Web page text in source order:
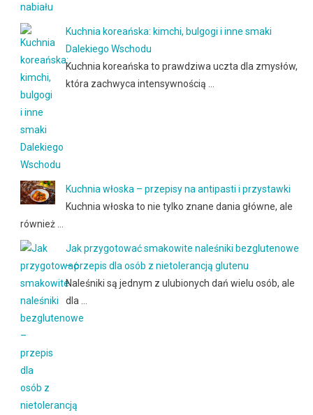
Kuchnia koreańska: kimchi, bulgogi i inne smaki
Dalekiego Wschodu
Kuchnia koreańska to prawdziwa uczta dla zmysłów,
która zachwyca intensywnością …
Kuchnia włoska – przepisy na antipasti i przystawki
Kuchnia włoska to nie tylko znane dania główne, ale
również …
Jak przygotować smakowite naleśniki bezglutenowe
– przepis dla osób z nietolerancją glutenu
Naleśniki są jednym z ulubionych dań wielu osób, ale
dla …